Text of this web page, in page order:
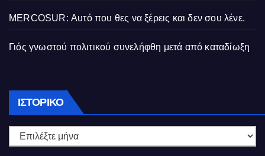
MERCOSUR: Αυτό που θες να ξέρεις και δεν σου λένε.
Γιός γνωστού πολιτικού συνελήφθη μετά από καταδίωξη
ΙΣΤΟΡΙΚΌ Ιστορικό